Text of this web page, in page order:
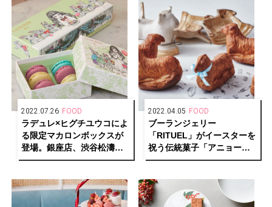
2022.07.26 FOOD
ラデュレ×ヒグチユウコによ
る限定マカロンボックスが
登場。銀座店、渋谷松濤店
ではアフタヌーンティーも
2022.04.05 FOOD
ブーランジェリー
「RITUEL」がイースターを
祝う伝統菓子「アニョーパ
スカル」を4/6（水）より期